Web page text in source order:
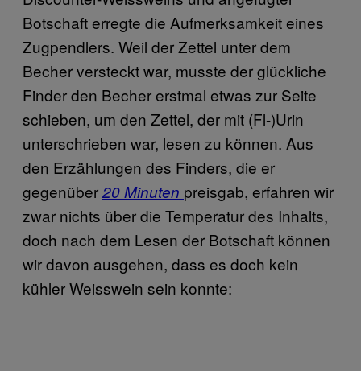
Botschaft erregte die Aufmerksamkeit eines
Zugpendlers. Weil der Zettel unter dem
Becher versteckt war, musste der glückliche
Finder den Becher erstmal etwas zur Seite
schieben, um den Zettel, der mit (Fl-)Urin
unterschrieben war, lesen zu können. Aus
den Erzählungen des Finders, die er
gegenüber20 Minuten preisgab, erfahren wir
zwar nichts über die Temperatur des Inhalts,
doch nach dem Lesen der Botschaft können
wir davon ausgehen, dass es doch kein
kühler Weisswein sein konnte: